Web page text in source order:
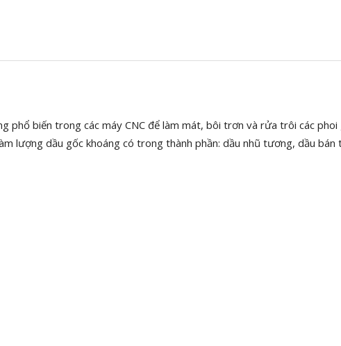
phổ biến trong các máy CNC để làm mát, bôi trơn và rửa trôi các phoi
lượng dầu gốc khoáng có trong thành phần: dầu nhũ tương, dầu bán